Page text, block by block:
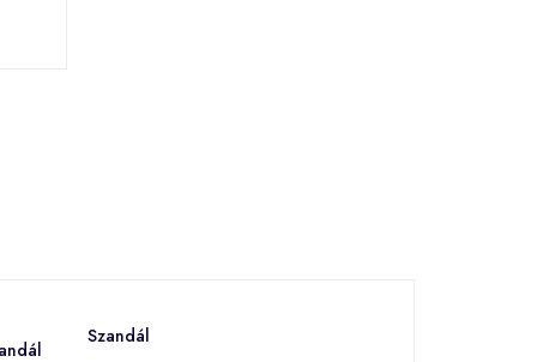
Szandál